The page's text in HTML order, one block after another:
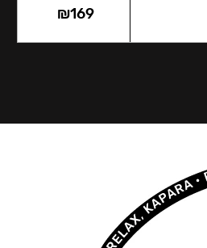
₪169